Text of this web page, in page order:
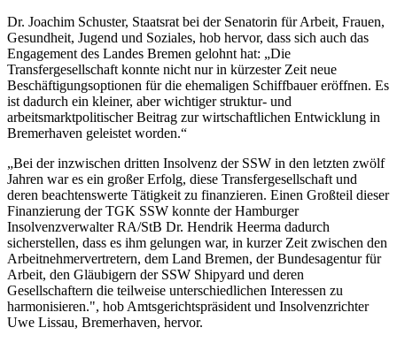
Dr. Joachim Schuster, Staatsrat bei der Senatorin für Arbeit, Frauen,
Gesundheit, Jugend und Soziales, hob hervor, dass sich auch das
Engagement des Landes Bremen gelohnt hat: „Die
Transfergesellschaft konnte nicht nur in kürzester Zeit neue
Beschäftigungsoptionen für die ehemaligen Schiffbauer eröffnen. Es
ist dadurch ein kleiner, aber wichtiger struktur- und
arbeitsmarktpolitischer Beitrag zur wirtschaftlichen Entwicklung in
Bremerhaven geleistet worden.“
„Bei der inzwischen dritten Insolvenz der SSW in den letzten zwölf
Jahren war es ein großer Erfolg, diese Transfergesellschaft und
deren beachtenswerte Tätigkeit zu finanzieren. Einen Großteil dieser
Finanzierung der TGK SSW konnte der Hamburger
Insolvenzverwalter RA/StB Dr. Hendrik Heerma dadurch
sicherstellen, dass es ihm gelungen war, in kurzer Zeit zwischen den
Arbeitnehmervertretern, dem Land Bremen, der Bundesagentur für
Arbeit, den Gläubigern der SSW Shipyard und deren
Gesellschaftern die teilweise unterschiedlichen Interessen zu
harmonisieren.", hob Amtsgerichtspräsident und Insolvenzrichter
Uwe Lissau, Bremerhaven, hervor.